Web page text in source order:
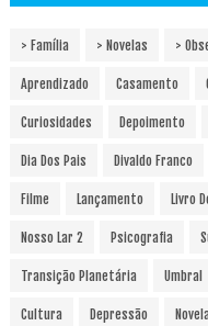
> Família > Novelas >
Aprendizado Casamento
Curiosidades Depoimento
Dia Dos Pais Divaldo Franco
Filme Lançamento Livro
Nosso Lar 2 Psicografia
Transição Planetária Umbral
Cultura Depressão